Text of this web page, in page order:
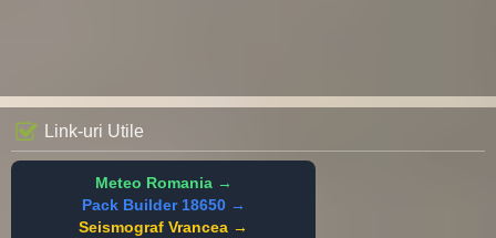
Link-uri Utile
Meteo Romania →
Pack Builder 18650 →
Seismograf Vrancea →